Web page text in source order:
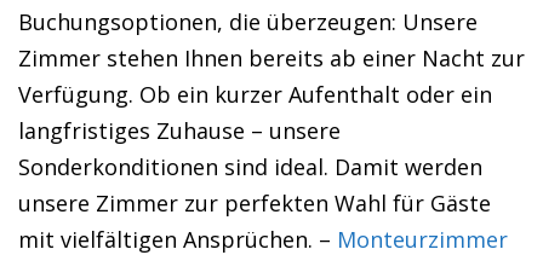
Buchungsoptionen, die überzeugen: Unsere
Zimmer stehen Ihnen bereits ab einer Nacht zur
Verfügung. Ob ein kurzer Aufenthalt oder ein
langfristiges Zuhause – unsere
Sonderkonditionen sind ideal. Damit werden
unsere Zimmer zur perfekten Wahl für Gäste
mit vielfältigen Ansprüchen. – Monteurzimmer